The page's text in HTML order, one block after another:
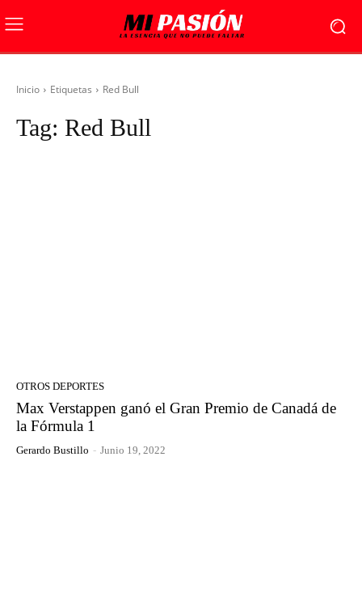
Inicio Etiquetas Red Bull
Tag: Red Bull
OTROS DEPORTES
Max Verstappen ganó el Gran Premio de Canadá de
la Fórmula 1
Gerardo Bustillo - Junio 19, 2022